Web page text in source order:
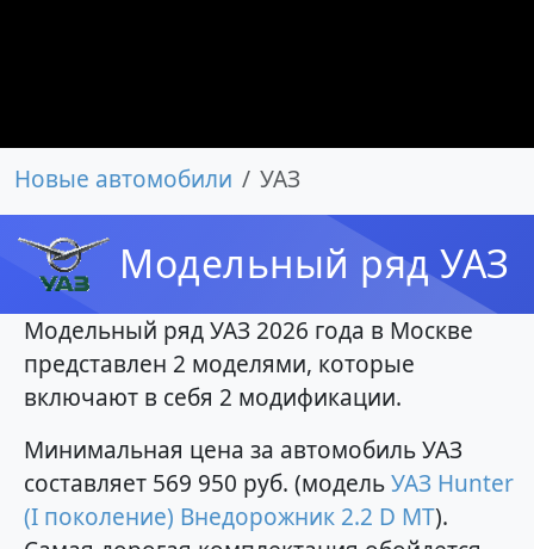
Новые автомобили УАЗ
Модельный ряд УАЗ
Модельный ряд УАЗ 2026 года в Москве
представлен 2 моделями, которые
включают в себя 2 модификации.
Минимальная цена за автомобиль УАЗ
составляет 569 950 руб. (модельУАЗ Hunter
(I поколение) Внедорожник 2.2 D MT).